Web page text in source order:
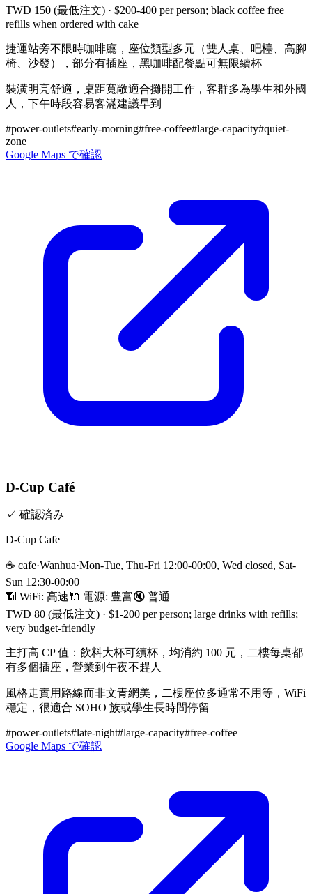
TWD 150 (最低注文) · $200-400 per person; black coffee free
refills when ordered with cake
捷運站旁不限時咖啡廳，座位類型多元（雙人桌、吧檯、高腳
椅、沙發），部分有插座，黑咖啡配餐點可無限續杯
裝潢明亮舒適，桌距寬敞適合攤開工作，客群多為學生和外國
人，下午時段容易客滿建議早到
#power-outlets#early-morning#free-coffee#large-capacity#quiet-
zone
Google Maps で確認
D-Cup Café
✓ 確認済み
D-Cup Cafe
☕ cafe·Wanhua·Mon-Tue, Thu-Fri 12:00-00:00, Wed closed, Sat-
Sun 12:30-00:00
📶 WiFi: 高速🔌 電源: 豊富🔇 普通
TWD 80 (最低注文) · $1-200 per person; large drinks with refills;
very budget-friendly
主打高 CP 值：飲料大杯可續杯，均消約 100 元，二樓每桌都
有多個插座，營業到午夜不趕人
風格走實用路線而非文青網美，二樓座位多通常不用等，WiFi
穩定，很適合 SOHO 族或學生長時間停留
#power-outlets#late-night#large-capacity#free-coffee
Google Maps で確認